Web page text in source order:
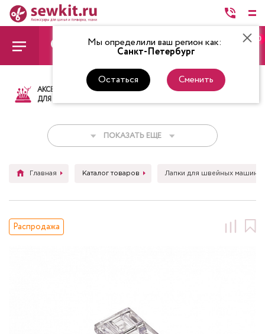
Мы определили ваш регион как:
Санкт-Петербург
Остаться Сменить
0
АКСЕССУАРЫ
ДЛЯ ШИТЬЯ
ТКАНИ НИТКИ
ПОКАЗАТЬ ЕЩЕ
Главная Каталог товаров Лапки для швейных машин
Распродажа